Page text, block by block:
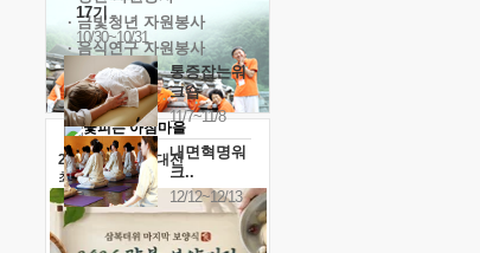
17기
10/30~10/31
통증잡는워
크숍
11/7~11/8
내면혁명워
크..
12/12~12/13
· 금빛청년 자원봉사
· 음식연구 자원봉사
2026 말복 보양대전
최대74%할인